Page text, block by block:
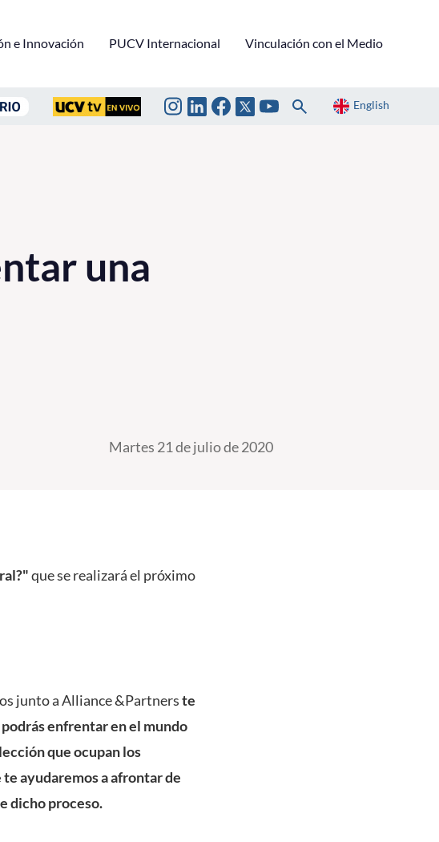
e Innovación PUCV Internacional Vinculación con el Medio
English
una
Martes 21 de julio de 2020
que se realizará el próximo
junto a Alliance &Partnerste
enfrentar en el mundo
que ocupan los
ayudaremos a afrontar de
dicho proceso.